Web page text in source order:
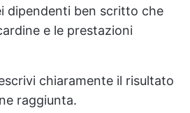
dipendenti ben scritto che
e le prestazioni
chiaramente il risultato
raggiunta.